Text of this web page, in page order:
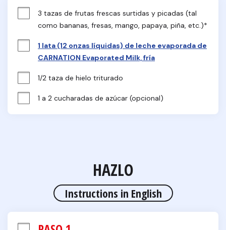
3 tazas de frutas frescas surtidas y picadas (tal
como bananas, fresas, mango, papaya, piña, etc.)*
1 lata (12 onzas líquidas) de leche evaporada de
CARNATION Evaporated Milk, fría
1/2 taza de hielo triturado
1 a 2 cucharadas de azúcar (opcional)
HAZLO
Instructions in English